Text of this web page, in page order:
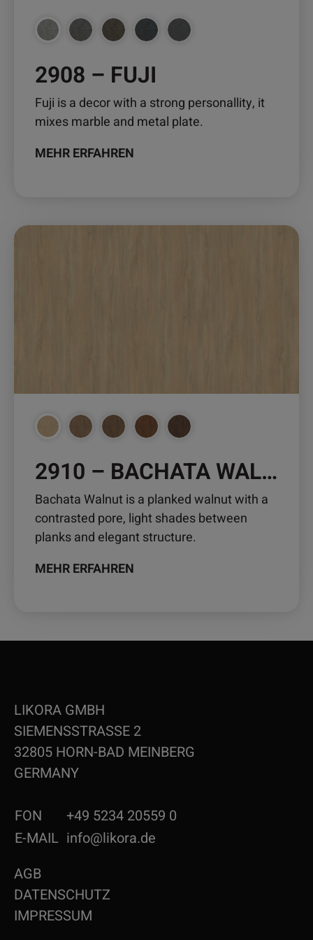
2908 – FUJI
Fuji is a decor with a strong personallity, it
mixes marble and metal plate.
MEHR ERFAHREN
gewählt
werden
2910 – BACHATA WALNUT
Bachata Walnut is a planked walnut with a
contrasted pore, light shades between
planks and elegant structure.
MEHR ERFAHREN
Dieses
Produktseite
gewählt
werden
LIKORA GMBH
SIEMENSSTRASSE 2
32805 HORN-BAD MEINBERG
GERMANY
FON
+49 5234 20559 0
E-MAIL info@likora.de
AGB
DATENSCHUTZ
IMPRESSUM